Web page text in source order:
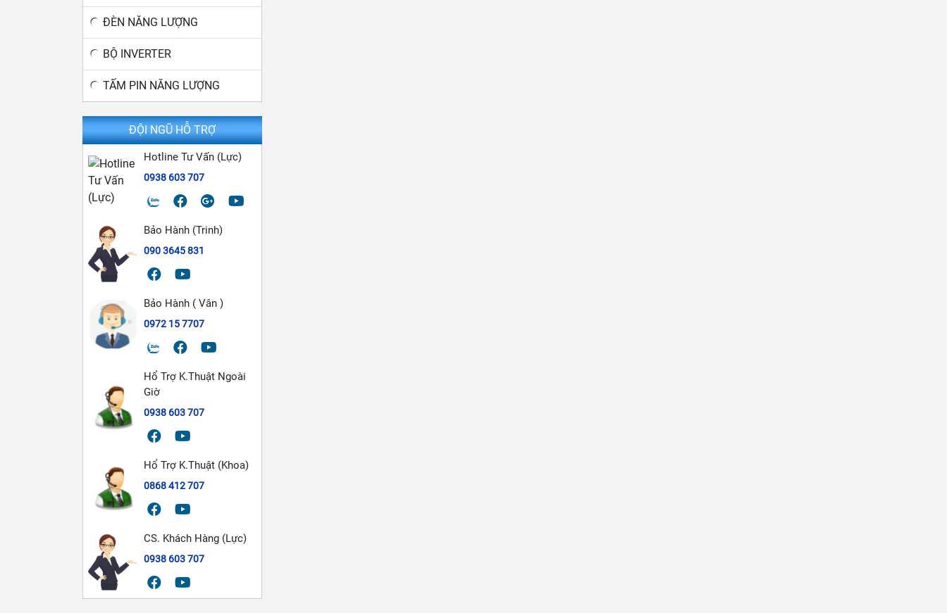
ĐÈN NĂNG LƯỢNG
BỘ INVERTER
TẤM PIN NĂNG LƯỢNG
ĐỘI NGŨ HỖ TRỢ
Hotline Tư Vấn (Lực)
0938 603 707
Bảo Hành (Trinh)
090 3645 831
Bảo Hành ( Vân )
0972 15 7707
Hổ Trợ K.Thuật Ngoài
Giờ
0938 603 707
Hổ Trợ K.Thuật (Khoa)
0868 412 707
CS. Khách Hàng (Lực)
0938 603 707